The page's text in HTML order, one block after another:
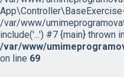
/var/www/
include('...') #7 {main} thrown
/var/www/
on line 69